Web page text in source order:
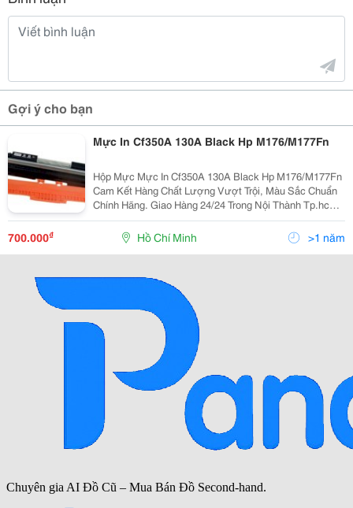
Gợi ý cho bạn
Mực In Cf350A 130A Black Hp M176/M177Fn
Hộp Mực Mực In Cf350A 130A Black Hp M176/M177Fn
Cam Kết Hàng Chất Lượng Vượt Trội, Màu Sắc Chuẩn
Chính Hãng. Giao Hàng 24/24 Trong Nội Thành Tp.hcm
Giá Đã Bao Gồm Vat 10%
======================= Liên Hệ: Cty Tnhh Mtv
Xnk Pp Trân
700.000₫ Hồ Chí Minh >1 năm